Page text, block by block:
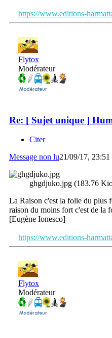
https://www.editions-
Flytox
Modérateur
Re: [ Sujet unique ]
Citer
Message non lu21/09/17, 23:51
ghgdjuko.jpg (183.76
La Raison c'est la folie du plus
raison du moins fort c'est de la
[Eugène Ionesco]
https://www.editions-
Flytox
Modérateur